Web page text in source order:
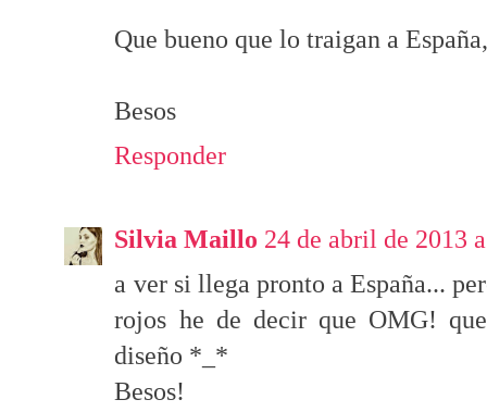
Que bueno que lo traigan a
Besos
Responder
Silvia Maillo 24 de abril de 2013
a ver si llega pronto a España...
rojos he de decir que OMG!
diseño *_*
Besos!